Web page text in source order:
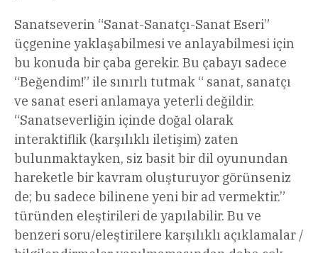
Sanatseverin “Sanat-Sanatçı-Sanat Eseri”
üçgenine yaklaşabilmesi ve anlayabilmesi için
bu konuda bir çaba gerekir. Bu çabayı sadece
“Beğendim!” ile sınırlı tutmak “ sanat, sanatçı
ve sanat eseri anlamaya yeterli değildir.
“Sanatseverliğin içinde doğal olarak
interaktiflik (karşılıklı iletişim) zaten
bulunmaktayken, siz basit bir dil oyunundan
hareketle bir kavram oluşturuyor görünseniz
de; bu sadece bilinene yeni bir ad vermektir.”
türünden eleştirileri de yapılabilir. Bu ve
benzeri soru/eleştirilere karşılıklı açıklamalar /